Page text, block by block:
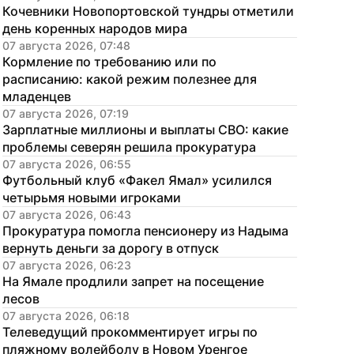
Кочевники Новопортовской тундры отметили
день коренных народов мира
07 августа 2026, 07:48
Кормление по требованию или по
расписанию: какой режим полезнее для
младенцев
07 августа 2026, 07:19
Зарплатные миллионы и выплаты СВО: какие
проблемы северян решила прокуратура
07 августа 2026, 06:55
Футбольный клуб «Факел Ямал» усилился
четырьмя новыми игроками
07 августа 2026, 06:43
Прокуратура помогла пенсионеру из Надыма
вернуть деньги за дорогу в отпуск
07 августа 2026, 06:23
На Ямале продлили запрет на посещение
лесов
07 августа 2026, 06:18
Телеведущий прокомментирует игры по
пляжному волейболу в Новом Уренгое